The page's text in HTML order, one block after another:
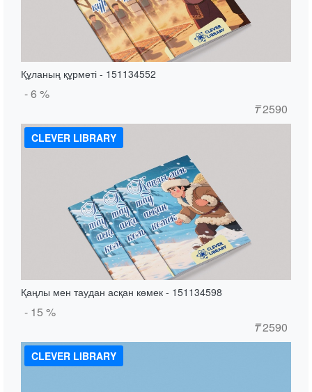
Құланың құрметі - 151134552
- 6 %
₸2590
CLEVER LIBRARY
Қаңлы мен таудан асқан көмек - 151134598
- 15 %
₸2590
CLEVER LIBRARY